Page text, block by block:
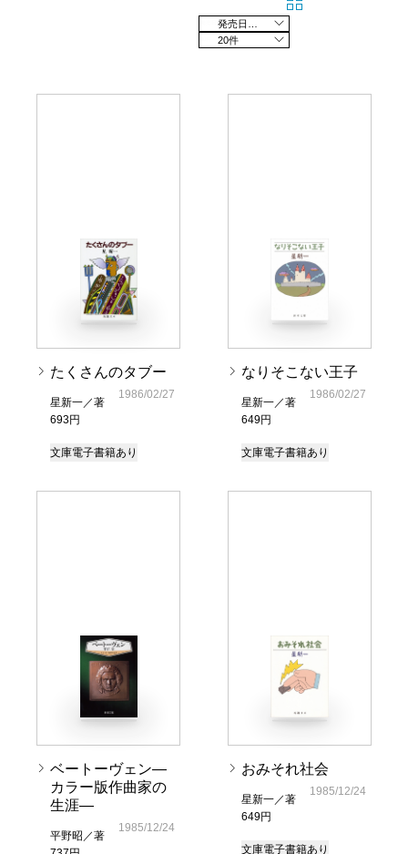
20件
たくさんのタブー
星新一／著
693円
1986/02/27
文庫電子書籍あり
なりそこない王子
星新一／著
649円
1986/02/27
文庫電子書籍あり
ベートーヴェン―
カラー版作曲家の
生涯―
平野昭／著
1985/12/24
おみそれ社会
星新一／著
649円
1985/12/24
文庫電子書籍あり